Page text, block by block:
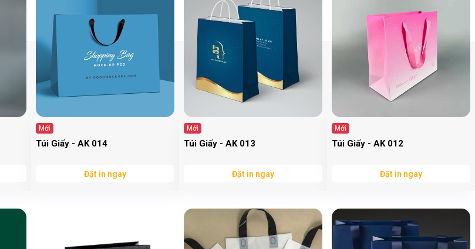
Mới
Túi Giấy - AK 014
Đặt in ngay
Mới
Túi Giấy - AK 013
Đặt in ngay
Mới
Túi Giấy - AK 012
Đặt in ngay